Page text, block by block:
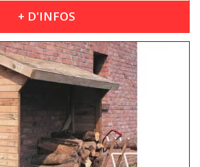
DIMENSIONS : 2.39 X 0.90 M
+ D'INFOS